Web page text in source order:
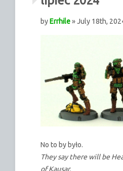
byErrhile» July 18th,
No to by było.
They say there will be
of Kausar,